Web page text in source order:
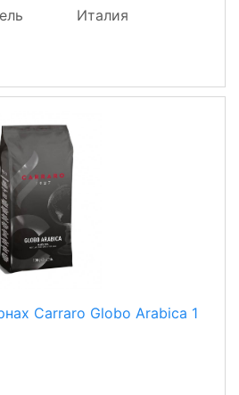
Италия
Carraro Globo Arabica 1